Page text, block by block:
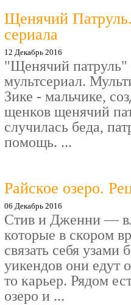
Щенячий
сериала
12 Декабрь 2016
"Щенячий патруль"
мультсериал.
Зике - мальчике,
щенков щенячий
случилась беда,
помощь. ...
Райское озеро.
06 Декабрь 2016
Стив и Дженни —
которые в скором
связать себя узами
уикендов они едут
то карьер. Рядом
озеро и ...